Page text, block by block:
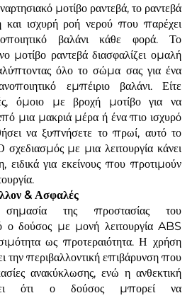
μοτίβο ραντεβά, το ραντεβά
ισχυρή ροή νερού που παρέχει
βαλάνι κάθε φορά. Το
μοτίβο ραντεβά διασφαλίζει ομαλή
όλο το σώμα σας για ένα
εμπέιριο βαλάνι. Είτε
όμοιο με βροχή μοτίβο για να
μια μακριά μέρα ή ένα πιο ισχυρό
να ξυπνήσετε το πρωί, αυτό το
με μια λειτουργία κάνει
ειδικά για εκείνους που προτιμούν
& Ασφαλές
σημασία της προστασίας του
ο δούσος με μονή λειτουργία ABS
ως προτεραιότητα. Η χρήση
την περιβαλλοντική επιβάρυνση που
ανακύκλωσης, ενώ η ανθεκτική
ότι ο δούσος μπορεί να